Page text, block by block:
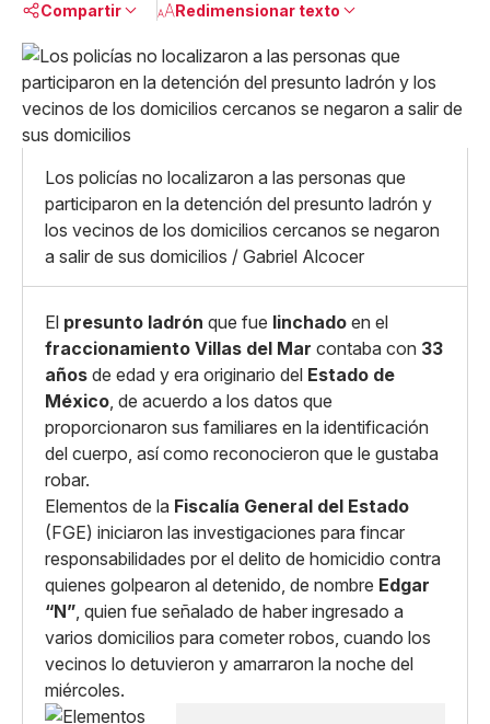
Compartir
Linkedin
Facebook
X
Whatsapp
Redimensionar texto
Pequeño
Mediano
Grande
Los policías no localizaron a las personas que
participaron en la detención del presunto ladrón y
los vecinos de los domicilios cercanos se negaron
a salir de sus domicilios / Gabriel Alcocer
El presunto ladrón que fue linchado en el
fraccionamiento Villas del Mar contaba con 33
años de edad y era originario del Estado de
México, de acuerdo a los datos que
proporcionaron sus familiares en la identificación
del cuerpo, así como reconocieron que le gustaba
robar.
Elementos de la Fiscalía General del Estado
(FGE) iniciaron las investigaciones para fincar
responsabilidades por el delito de homicidio contra
quienes golpearon al detenido, de nombre Edgar
“N”, quien fue señalado de haber ingresado a
varios domicilios para cometer robos, cuando los
vecinos lo detuvieron y amarraron la noche del
miércoles.